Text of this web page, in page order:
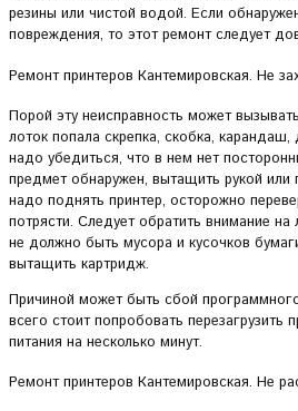
резины или чистой водой. Если
повреждения, то этот ремонт следует
Ремонт принтеров Кантемировская. Не
Порой эту неисправность может
лоток попала скрепка, скобка,
надо убедиться, что в нем нет
предмет обнаружен, вытащить рукой или
надо поднять принтер, осторожно
потрясти. Следует обратить внимание
не должно быть мусора и кусочков
вытащить картридж.
Причиной может быть сбой
всего стоит попробовать перезагрузить
питания на несколько минут.
Ремонт принтеров Кантемировская. Не